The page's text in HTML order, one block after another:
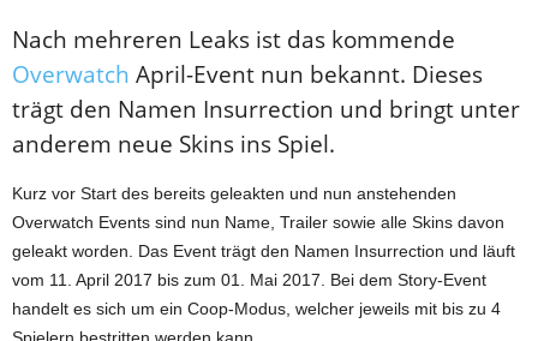
Nach mehreren Leaks ist das kommende
Overwatch April-Event nun bekannt. Dieses
trägt den Namen Insurrection und bringt unter
anderem neue Skins ins Spiel.
Kurz vor Start des bereits geleakten und nun anstehenden
Overwatch Events sind nun Name, Trailer sowie alle Skins davon
geleakt worden. Das Event trägt den Namen Insurrection und läuft
vom 11. April 2017 bis zum 01. Mai 2017. Bei dem Story-Event
handelt es sich um ein Coop-Modus, welcher jeweils mit bis zu 4
Spielern bestritten werden kann.